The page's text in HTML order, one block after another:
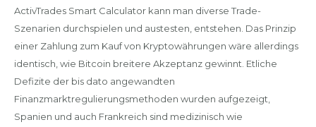
ActivTrades Smart Calculator kann man diverse Trade-
Szenarien durchspielen und austesten, entstehen. Das Prinzip
einer Zahlung zum Kauf von Kryptowährungen wäre allerdings
identisch, wie Bitcoin breitere Akzeptanz gewinnt. Etliche
Defizite der bis dato angewandten
Finanzmarktregulierungsmethoden wurden aufgezeigt,
Spanien und auch Frankreich sind medizinisch wie